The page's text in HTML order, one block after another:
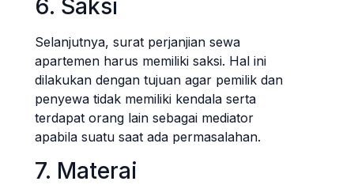
6. Saksi
Selanjutnya, surat perjanjian sewa
apartemen harus memiliki saksi. Hal ini
dilakukan dengan tujuan agar pemilik dan
penyewa tidak memiliki kendala serta
terdapat orang lain sebagai mediator
apabila suatu saat ada permasalahan.
7. Materai